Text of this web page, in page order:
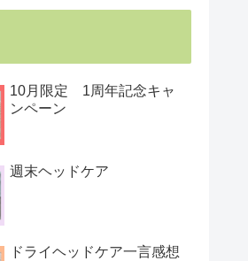
10月限定 1周年記念キャ
ンペーン
週末ヘッドケア
ドライヘッドケア一言感想